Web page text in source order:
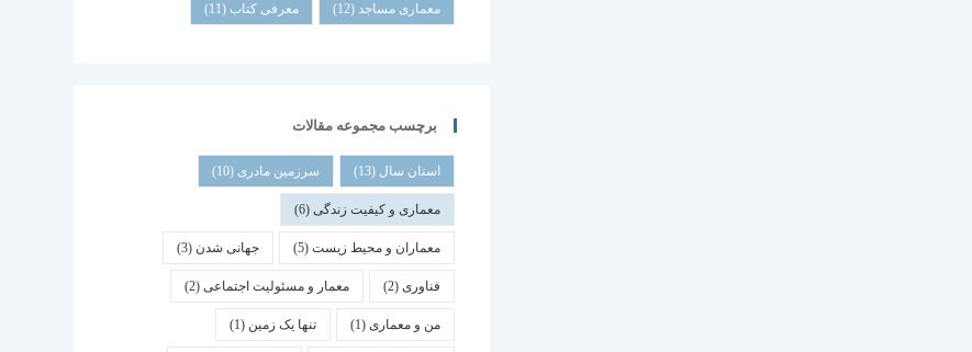
معماری مساجد(12) معرفی کتاب (11)
برچسب مجموعه مقالات
استان سال (13) سرزمین مادری (10)
معماری و کیفیت زندگی(6)
معماران و محیط زیست(5) جهانی شدن (3)
فناوری(2) معمار و مسئولیت اجتماعی(2)
من و معماری(1) تنها یک زمین (1)